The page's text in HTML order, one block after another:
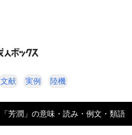
文献 実例 陸機
「芳潤」の意味・読み・例文・類語